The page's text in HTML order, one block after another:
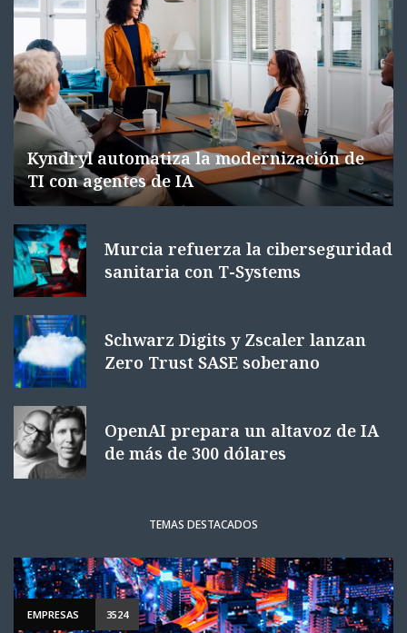
Kyndryl automatiza la modernización de
TI con agentes de IA
Murcia refuerza la ciberseguridad
sanitaria con T-Systems
Schwarz Digits y Zscaler lanzan
Zero Trust SASE soberano
OpenAI prepara un altavoz de IA
de más de 300 dólares
TEMAS DESTACADOS
EMPRESAS 3524